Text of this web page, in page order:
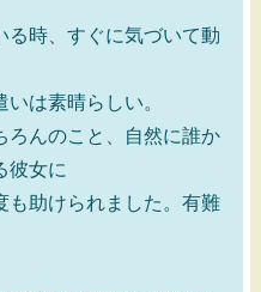
時、すぐに気づいて動
素晴らしい。
こと、自然に誰か
彼女に
られました。有難